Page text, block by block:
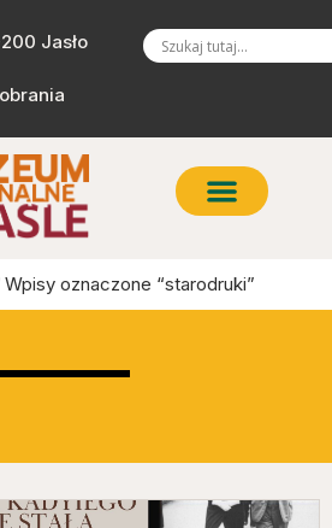
Jasło
Wpisy oznaczone “starodruki”